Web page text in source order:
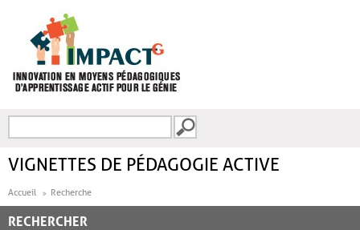
FORMULAIRE DE
VIGNETTES DE PÉDAGOGIE ACTIVE
Accueil Recherche
RECHERCHER